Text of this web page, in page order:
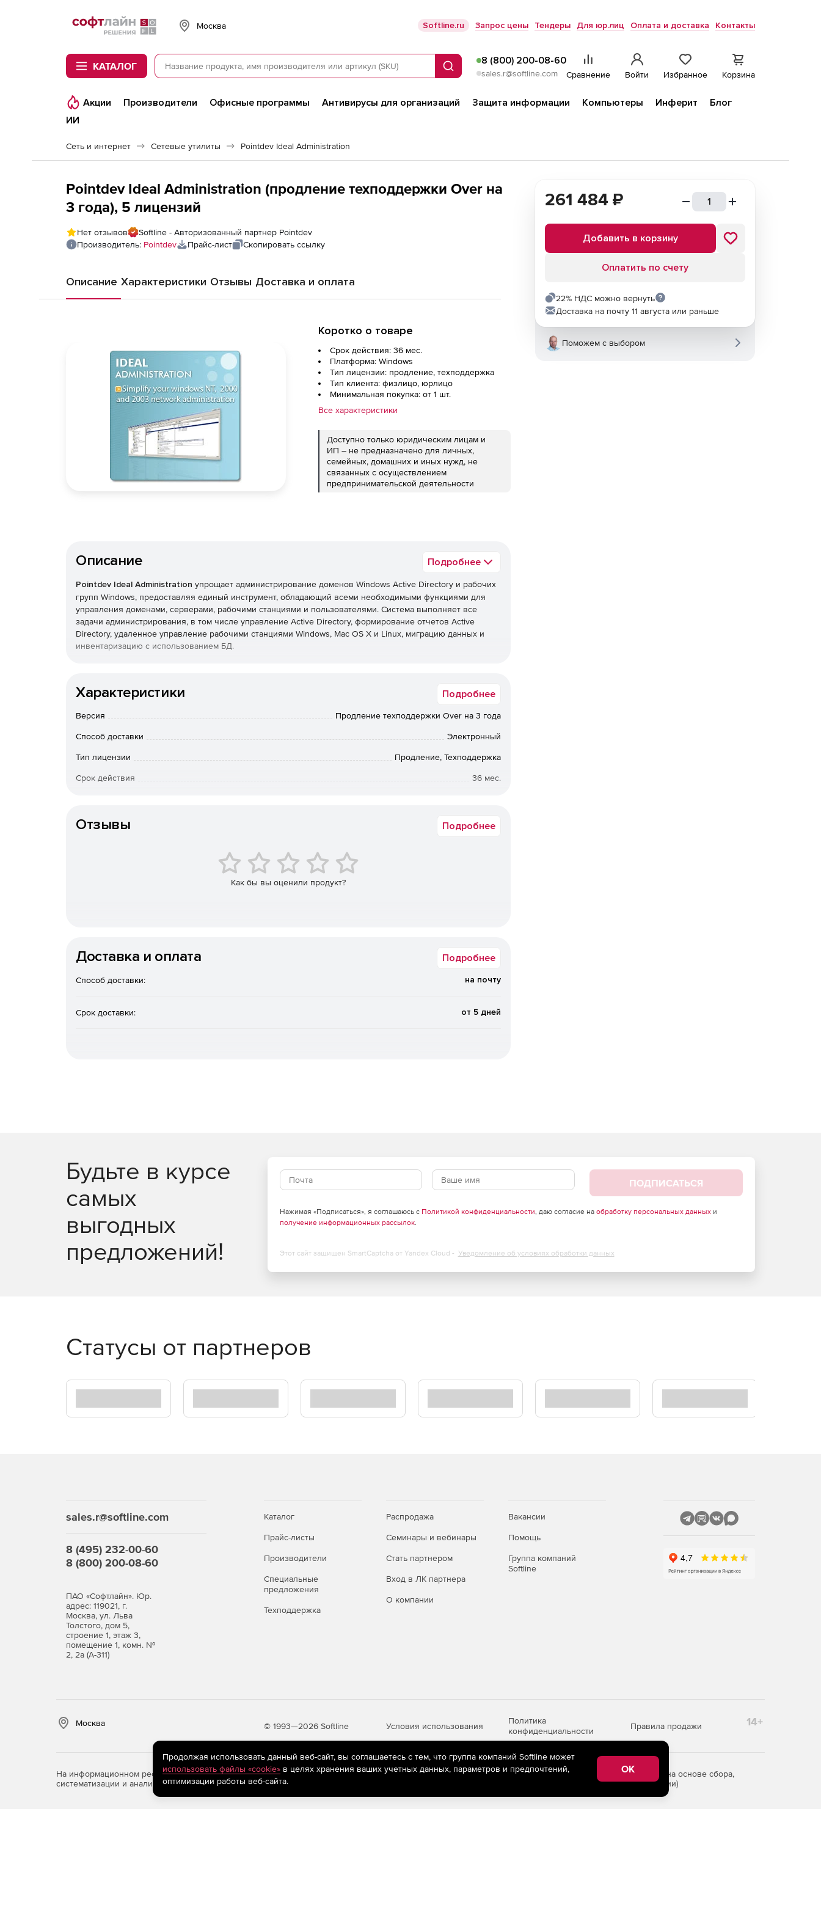
Softline
Москва Softline.ru Запрос цены Тендеры Для юр.лиц Оплата и доставка Контакты
КАТАЛОГ Поиск
8 (800) 200-08-60
sales.r@softline.com Сравнение Войти Избранное Корзина
Акции Производители Офисные программы Антивирусы для организаций Защита информации Компьютеры Инферит
Блог
ИИ
Сеть и интернет Сетевые утилиты Pointdev Ideal Administration
Pointdev Ideal Administration (продление техподдержки Over на
3 года), 5 лицензий
Нет отзывов
Softline - Авторизованный партнер Pointdev
Производитель: Pointdev Прайс-лист Скопировать ссылку
Описание Характеристики Отзывы Доставка и оплата
Коротко о товаре
Срок действия: 36 мес.
Платформа: Windows
Тип лицензии: продление, техподдержка
Тип клиента: физлицо, юрлицо
Минимальная покупка: от 1 шт.
Все характеристики
Доступно только юридическим лицам и
ИП – не предназначено для личных,
семейных, домашних и иных нужд, не
связанных с осуществлением
предпринимательской деятельности
Описание Подробнее
Pointdev Ideal Administration упрощает администрирование доменов Windows Active Directory и рабочих
групп Windows, предоставляя единый инструмент, обладающий всеми необходимыми функциями для
управления доменами, серверами, рабочими станциями и пользователями. Система выполняет все
задачи администрирования, в том числе управление Active Directory, формирование отчетов Active
Directory, удаленное управление рабочими станциями Windows, Mac OS X и Linux, миграцию данных и
инвентаризацию с использованием БД.
Полнофункциональное централизованное администрирование нескольких доменов Active Directory и
Удаленное управление системами под управлением Windows, Mac OS X и Linux.
Удаленное управление через Интернет компьютерами с Windows за пределами корпоративной сети.
Автоматическая установка и настройка удаленных агентов управления.
Полный набор HTML-отчетов для доменов Active Directory.
Мгновенная очистка Active Directory (от устаревших объектов).
Управление объектами групповой политики (GPO).
Удобный интерфейс для управления несколькими доменами и рабочими группами.
Задачи администрирования можно выполнять одновременно на множестве компьютеров.
Мастер настройки для быстрого начала работы.
Одна лицензия ИТ-администратора для неограниченного числа управляемых доменов, серверов и
Характеристики Подробнее
Версия Продление техподдержки Over на 3 года
Способ доставки Электронный
Тип лицензии Продление, Техподдержка
Срок действия 36 мес.
Отзывы Подробнее
Как бы вы оценили продукт?
Доставка и оплата Подробнее
Способ доставки: на почту
Срок доставки: от 5 дней
261 484 ₽
Добавить в корзину
Оплатить по счету
22% НДС можно вернуть
Доставка на почту 11 августа или раньше
Поможем с выбором
Будьте в курсе
самых
выгодных
предложений!
ПОДПИСАТЬСЯ
Нажимая «Подписаться», я соглашаюсь с Политикой конфиденциальности, даю согласие на обработку персональных данныхи
получение информационных рассылок.
Этот сайт защищен SmartCaptcha от Yandex Cloud - Уведомление об условиях обработки данных
Статусы от партнеров
sales.r@softline.com
8 (495) 232-00-60
8 (800) 200-08-60
ПАО «Софтлайн». Юр.
адрес: 119021, г.
Москва, ул. Льва
Толстого, дом 5,
строение 1, этаж 3,
помещение 1, комн. №
2, 2а (А-311)
Каталог
Прайс-листы
Производители
Специальные
предложения
Техподдержка
Распродажа
Семинары и вебинары
Стать партнером
Вход в ЛК партнера
О компании
Вакансии
Помощь
Группа компаний
Softline
Москва © 1993—2026 Softline Условия использования
Политика
конфиденциальности
Правила продажи 14+
На информационном ресурсе store.softline.ru применяютсярекомендательные технологии (информационные технологии предоставления информации на основе сбора,
систематизации и анализа сведений, относящихся к предпочтениям пользователей сети «Интернет», находящихся на территории Российской Федерации)
Продолжая использовать данный веб-сайт, вы соглашаетесь с тем, что группа компаний Softline может
использовать файлы «cookie»в целях хранения ваших учетных данных, параметров и предпочтений,
оптимизации работы веб-сайта.
OK